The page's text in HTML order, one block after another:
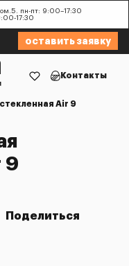
пн-пт: 9:00–17:30
17:30
оставить заявку
Контакты
Air 9
9
Поделиться